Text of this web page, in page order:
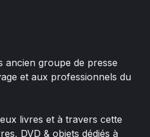
ancien groupe de presse
et aux professionnels du
livres et à travers cette
DVD & objets dédiés à